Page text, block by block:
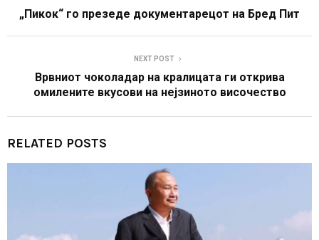
„Пикок“ го презеде документарецот на Бред Пит
NEXT POST
Врвниот чоколадар на кралицата ги открива
омилените вкусови на нејзиното височество
RELATED POSTS